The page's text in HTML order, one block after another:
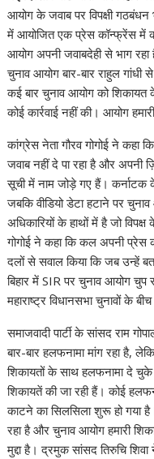
at
s
A
p
p
e
b
o
o
k
itt
er
k
e
n
आयोग के जवाब पर विपक्षी
में आयोजित एक प्रेस कॉन्फ्रेंस में
आयोग अपनी जवाबदेही से भाग रहा
चुनाव आयोग बार-बार राहुल
कई बार चुनाव आयोग को
कोई कार्रवाई नहीं की। आयोग
कांग्रेस नेता गौरव गोगोई ने कहा
जवाब नहीं दे पा रहा है और अपनी
सूची में नाम जोड़े गए हैं। कर्नाटक
जबकि वीडियो डेटा हटाने पर
अधिकारियों के हाथों में है जो
गोगोई ने कहा कि कल अपनी प्रेस
दलों से सवाल किया कि जब उन्हें
बिहार में SIR पर चुनाव आयोग
महाराष्ट्र विधानसभा चुनावों के
समाजवादी पार्टी के सांसद राम
बार-बार हलफनामा मांग रहा है,
शिकायतों के साथ हलफनामा दे चुके
शिकायतें की जा रही हैं। कोई
काटने का सिलसिला शुरू हो गया
रहा है और चुनाव आयोग हमारी
मुद्दा है। द्रमुक सांसद तिरुचि